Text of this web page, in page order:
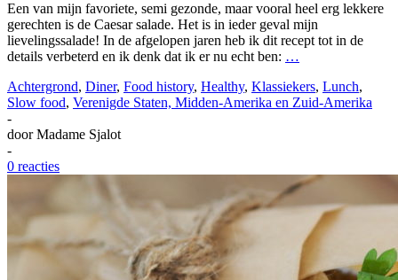
Een van mijn favoriete, semi gezonde, maar vooral heel erg lekkere
gerechten is de Caesar salade. Het is in ieder geval mijn
lievelingssalade! In de afgelopen jaren heb ik dit recept tot in de
details verbeterd en ik denk dat ik er nu echt ben: …
Achtergrond, Diner, Food history, Healthy, Klassiekers, Lunch,
Slow food, Verenigde Staten, Midden-Amerika en Zuid-Amerika
-
doorMadame Sjalot
-
0 reacties